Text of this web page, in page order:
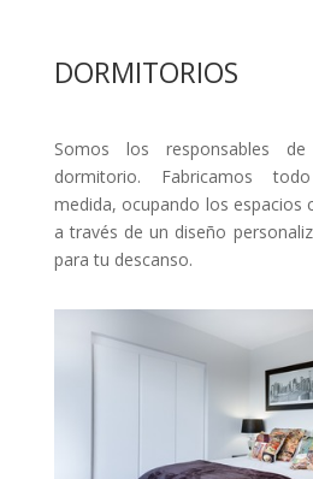
DORMITORIOS
Somos los responsables
dormitorio. Fabricamos
medida, ocupando los espacios
a través de un diseño
para tu descanso.